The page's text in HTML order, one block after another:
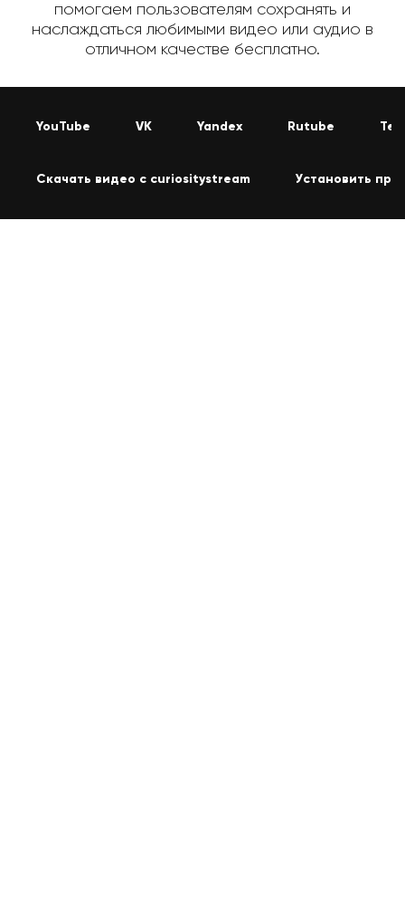
помогаем пользователям сохранять и
наслаждаться любимыми видео или аудио в
отличном качестве бесплатно.
YouTube VK Yandex Rutube
Скачать видео с curiositystream Установить